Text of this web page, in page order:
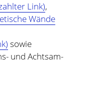
Link),
Wände
sowie
und Acht­sam­